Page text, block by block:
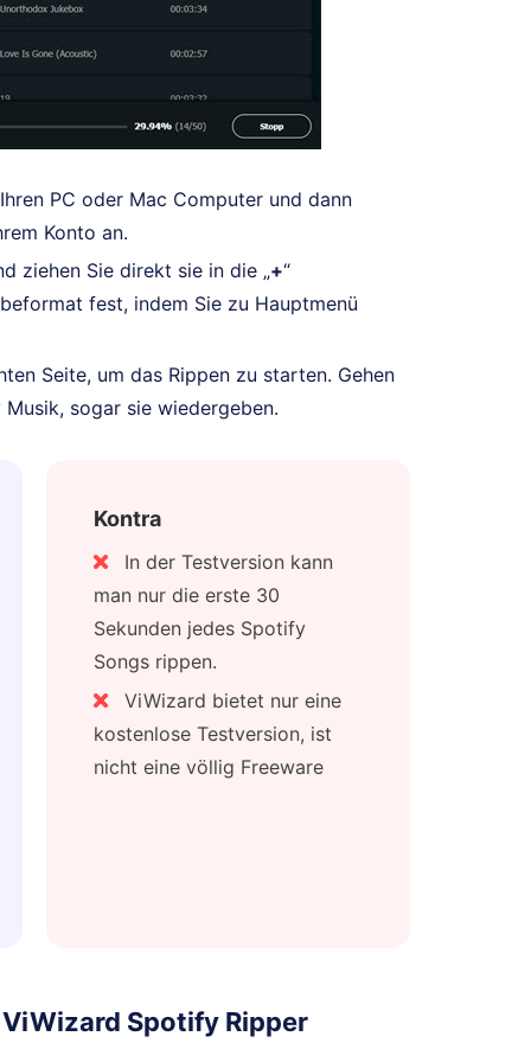
PC oder Mac Computer und dann
Konto an.
ziehen Sie direkt sie in die „+“
fest, indem Sie zu Hauptmenü
Seite, um das Rippen zu starten. Gehen
sogar sie wiedergeben.
Kontra
In der Testversion kann
man nur die erste 30
Sekunden jedes Spotify
Songs rippen.
ViWizard bietet nur eine
kostenlose Testversion, ist
nicht eine völlig Freeware
Spotify Ripper